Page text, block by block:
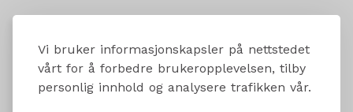
Vi bruker informasjonskapsler på nettstedet
vårt for å forbedre brukeropplevelsen, tilby
personlig innhold og analysere trafikken vår.